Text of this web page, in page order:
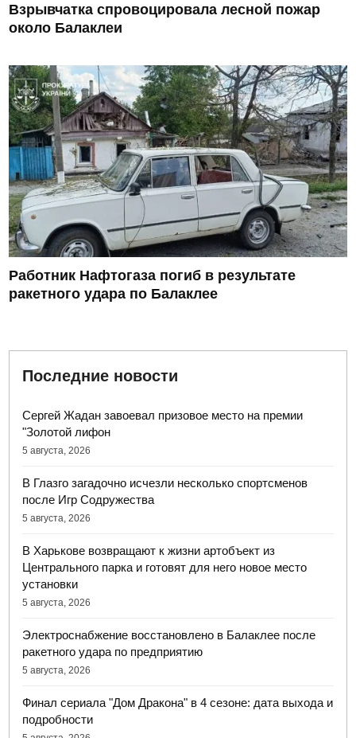
Взрывчатка спровоцировала лесной пожар
около Балаклеи
Работник Нафтогаза погиб в результате
ракетного удара по Балаклее
Последние новости
Сергей Жадан завоевал призовое место на премии
"Золотой лифон
5 августа, 2026
В Глазго загадочно исчезли несколько спортсменов
после Игр Содружества
5 августа, 2026
В Харькове возвращают к жизни артобъект из
Центрального парка и готовят для него новое место
установки
5 августа, 2026
Электроснабжение восстановлено в Балаклее после
ракетного удара по предприятию
5 августа, 2026
Финал сериала "Дом Дракона" в 4 сезоне: дата выхода и
подробности